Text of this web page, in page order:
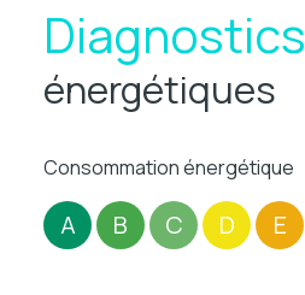
Diagnostics
énergétiques
Consommation énergétique
A B C D E